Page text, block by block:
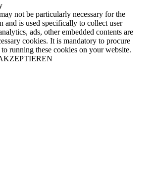
not be particularly necessary for the
and is used specifically to collect user
ads, other embedded contents are
cookies. It is mandatory to procure
running these cookies on your website.